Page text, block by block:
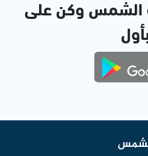
الشمس وكن على